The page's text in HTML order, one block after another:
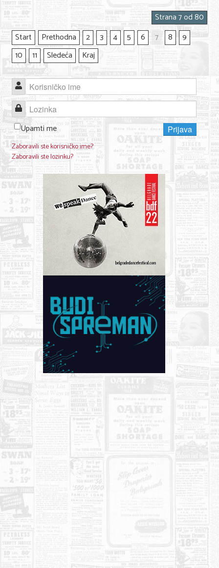
Strana 7 od 80
Start
Prethodna 2 3 4 5 6 7 8
9
10
11 Sledeća Kraj
Korisničko ime
Lozinka
Upamti me
Prijava
Zaboravili ste korisničko ime?
Zaboravili ste lozinku?